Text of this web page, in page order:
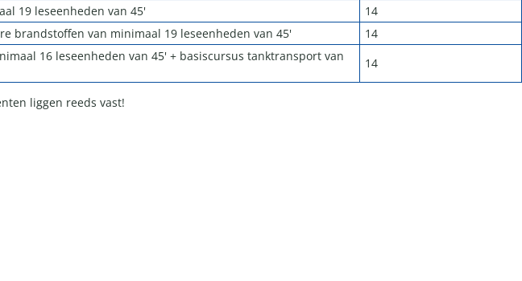
19 leseenheden van 45'
14
brandstoffen van minimaal 19 leseenheden van 45'
14
16 leseenheden van 45' + basiscursus tanktransport van
14
liggen reeds vast!